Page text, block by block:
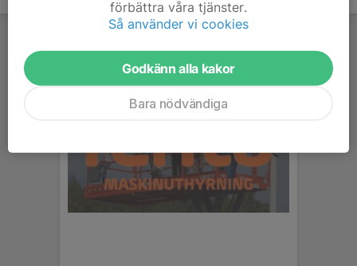
förbättra våra tjänster.
Så använder vi cookies
Godkänn alla kakor
Bara nödvändiga